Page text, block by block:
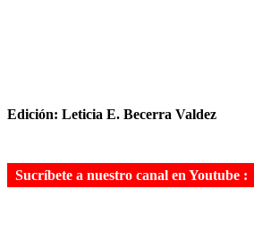
Edición: Leticia E. Becerra Valdez
Sucríbete a nuestro canal en Youtube :